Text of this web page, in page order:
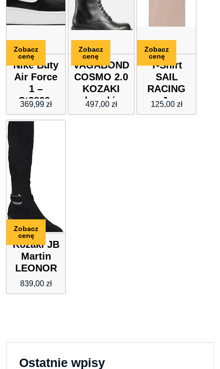
Nike Buty
Air Force
1 –
Ct3839-
002
369,99 zł
Zobacz
cenę
VAGABOND
COSMO 2.0
KOZAKI
damskie
497,00 zł
Zobacz
cenę
T-Shirt
SAIL
RACING
Jr
Bowman
125,00 zł
Zobacz
cenę
Kozaki JB
Martin
LEONOR
839,00 zł
Zobacz
cenę
Ostatnie wpisy